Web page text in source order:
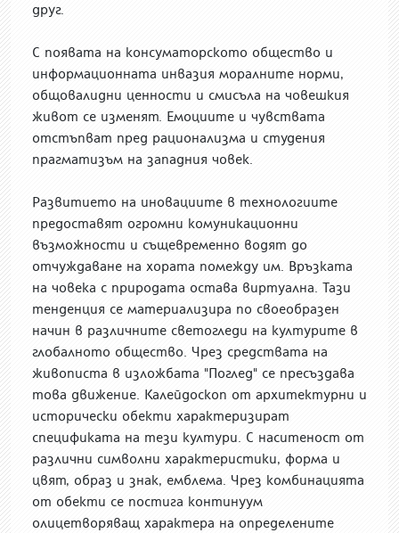
друг.
С появата на консуматорското общество и
информационната инвазия моралните норми,
общовалидни ценности и смисъла на човешкия
живот се изменят. Емоциите и чувствата
отстъпват пред рационализма и студения
прагматизъм на западния човек.
Развитието на иновациите в технологиите
предоставят огромни комуникационни
възможности и същевременно водят до
отчуждаване на хората помежду им. Връзката
на човека с природата остава виртуална. Тази
тенденция се материализира по своеобразен
начин в различните светогледи на културите в
глобалното общество. Чрез средствата на
живописта в изложбата "Поглед" се пресъздава
това движение. Калейдоскоп от архитектурни и
исторически обекти характеризират
спецификата на тези култури. С наситеност от
различни символни характеристики, форма и
цвят, образ и знак, емблема. Чрез комбинацията
от обекти се постига континуум
олицетворяващ характера на определените